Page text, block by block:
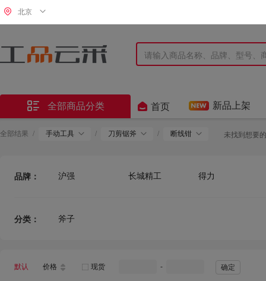
北京
 全部商品分类  首页 新品上架
全部结果 / 手动工具 / 刀剪锯斧 / 断线钳 未找到想要
品牌： 沪强 长城精工
得力
分类： 斧子
默认 价格 现货 - 确定